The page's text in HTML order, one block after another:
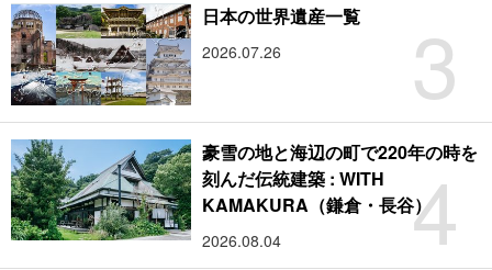
3
日本の世界遺産一覧
2026.07.26
4
豪雪の地と海辺の町で220年の時を
刻んだ伝統建築 : WITH
KAMAKURA（鎌倉・長谷）
2026.08.04